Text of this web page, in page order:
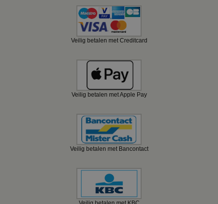
Veilig betalen met Creditcard
Veilig betalen met Apple Pay
Veilig betalen met Bancontact